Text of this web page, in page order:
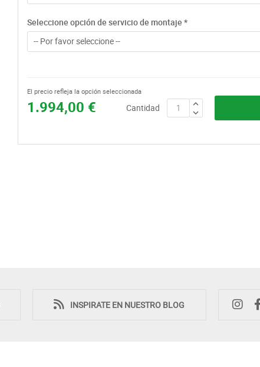
Seleccione opción de servicio de montaje *
-- Por favor seleccione --
1.994,00 €
El precio refleja la opción seleccionada
Cantidad
INSPIRATE EN NUESTRO BLOG